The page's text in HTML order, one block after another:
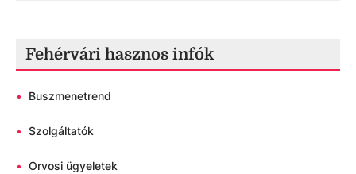
Fehérvári hasznos infók
• Buszmenetrend
• Szolgáltatók
• Orvosi ügyeletek